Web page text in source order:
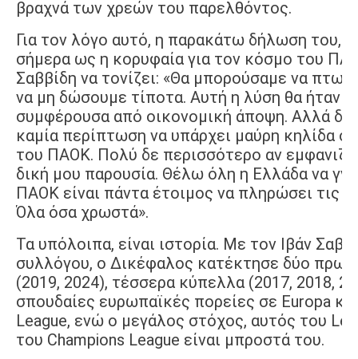
βραχνά των χρεών του παρελθόντος.
Για τον λόγο αυτό, η παρακάτω δήλωση του,
σήμερα ως η κορυφαία για τον κόσμο του
Σαββίδη να τονίζει: «Θα μπορούσαμε να
να μη δώσουμε τίποτα. Αυτή η λύση θα ήταν η
συμφέρουσα από οικονομική άποψη. Αλλά
καμία περίπτωση να υπάρχει μαύρη κηλίδα
του ΠΑΟΚ. Πολύ δε περισσότερο αν
δική μου παρουσία. Θέλω όλη η Ελλάδα να
ΠΑΟΚ είναι πάντα έτοιμος να πληρώσει τις
Όλα όσα χρωστά».
Τα υπόλοιπα, είναι ιστορία. Με τον Ιβάν
συλλόγου, ο Δικέφαλος κατέκτησε δύο
(2019, 2024), τέσσερα κύπελλα (2017, 2018,
σπουδαίες ευρωπαϊκές πορείες σε Europa
League, ενώ ο μεγάλος στόχος, αυτός του
του Champions League είναι μπροστά του.